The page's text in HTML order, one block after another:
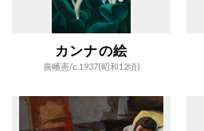
カンナの絵
廣幡憲/c.1937(昭和12頃)